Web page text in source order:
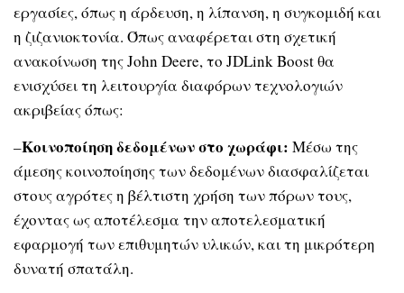
εργασίες, όπως η άρδευση, η λίπανση, η συγκομιδή και
η ζιζανιοκτονία. Όπως αναφέρεται στη σχετική
ανακοίνωση της John Deere, το JDLink Boost θα
ενισχύσει τη λειτουργία διαφόρων τεχνολογιών
ακριβείας όπως:
–Κοινοποίηση δεδομένων στο χωράφι: Μέσω της
άμεσης κοινοποίησης των δεδομένων διασφαλίζεται
στους αγρότες η βέλτιστη χρήση των πόρων τους,
έχοντας ως αποτέλεσμα την αποτελεσματική
εφαρμογή των επιθυμητών υλικών, και τη μικρότερη
δυνατή σπατάλη.